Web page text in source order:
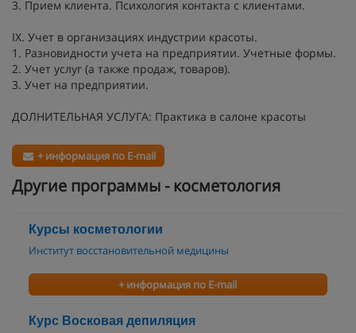
3. Прием клиента. Психология контакта с клиентами.
IX. Учет в организациях индустрии красоты.
1. Разновидности учета на предприятии. Учетные формы.
2. Учет услуг (а также продаж, товаров).
3. Учет на предприятии.
ДОЛНИТЕЛЬНАЯ УСЛУГА: Практика в салоне красоты
+ информация по E-mail
Другие программы - косметология
Курсы косметологии
Институт восстановительной медицины
+ информация по E-mail
Курс Восковая депиляция